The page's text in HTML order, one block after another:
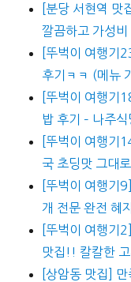
[분당 서현역 맛
깔끔하고 가성비
[뚜벅이 여행기
후기ㅋㅋ (메뉴
[뚜벅이 여행기
밥 후기 – 나주식
[뚜벅이 여행기
국 초딩맛 그대
[뚜벅이 여행기
개 전문 완전 혜
[뚜벅이 여행기
맛집!! 칼칼한
[상암동 맛집]